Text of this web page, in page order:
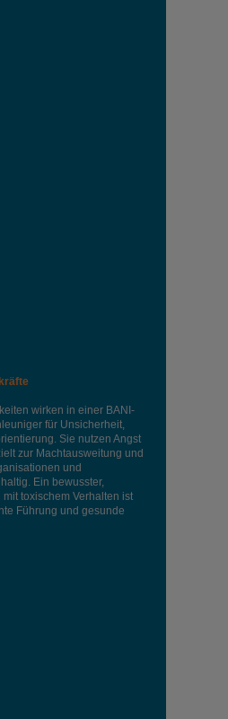
wirken in einer BANI-
für Unsicherheit,
Sie nutzen Angst
zur Machtausweitung und
und
Ein bewusster,
toxischem Verhalten ist
Führung und gesunde